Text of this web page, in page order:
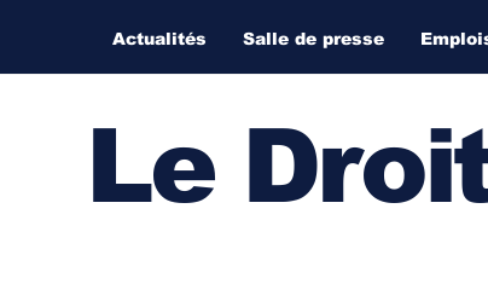
Actualités Salle de presse
Le Droi